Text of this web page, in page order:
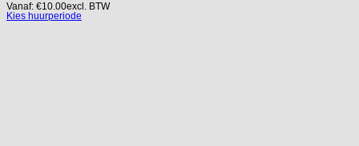
Vanaf: €10.00excl. BTW
Kies huurperiode